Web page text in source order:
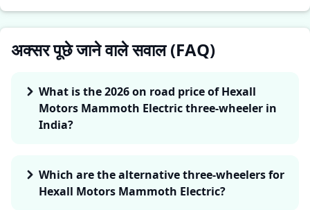
अक्सर पूछे जाने वाले सवाल (FAQ)
What is the 2026 on road price of Hexall
Motors Mammoth Electric three-wheeler in
India?
Which are the alternative three-wheelers for
Hexall Motors Mammoth Electric?